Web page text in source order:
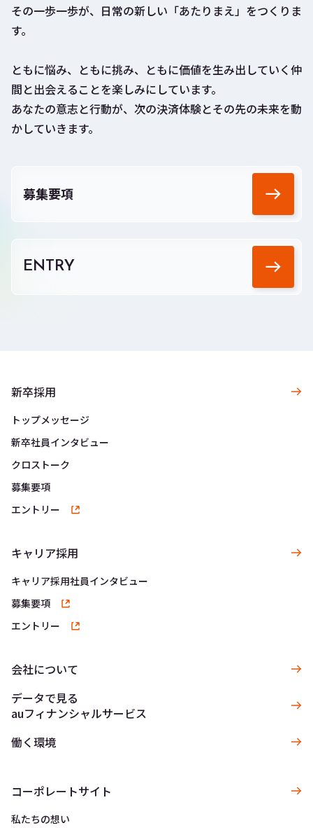
その一歩一歩が、日常の新しい「あたりまえ」をつくりま
す。
ともに悩み、ともに挑み、ともに価値を生み出していく仲
間と出会えることを楽しみにしています。
あなたの意志と行動が、次の決済体験とその先の未来を動
かしていきます。
募集要項
ENTRY
新卒採用
トップメッセージ
新卒社員インタビュー
クロストーク
募集要項
エントリー
キャリア採用
キャリア採用社員インタビュー
募集要項
エントリー
会社について
データで見る
auフィナンシャルサービス
働く環境
コーポレートサイト
私たちの想い